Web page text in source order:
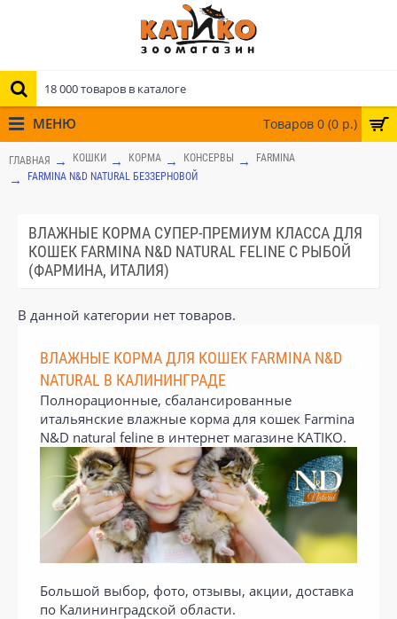
Товаров 0 (0 р.)
МЕНЮ
ГЛАВНАЯ КОШКИ КОРМА КОНСЕРВЫ
FARMINA
FARMINA N&D NATURAL БЕЗЗЕРНОВОЙ
ВЛАЖНЫЕ КОРМА СУПЕР-ПРЕМИУМ КЛАССА ДЛЯ
КОШЕК FARMINA N&D NATURAL FELINE С РЫБОЙ
(ФАРМИНА, ИТАЛИЯ)
В данной категории нет товаров.
ВЛАЖНЫЕ КОРМА ДЛЯ КОШЕК FARMINA N&D
NATURAL В КАЛИНИНГРАДЕ
Полнорационные, сбалансированные
итальянские влажные корма для кошек Farmina
N&D natural feline в интернет магазине KATIKO.
Большой выбор, фото, отзывы, акции, доставка
по Калининградской области.